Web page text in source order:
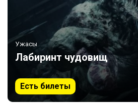
Ужасы
Лабиринт чудовищ
Есть билеты